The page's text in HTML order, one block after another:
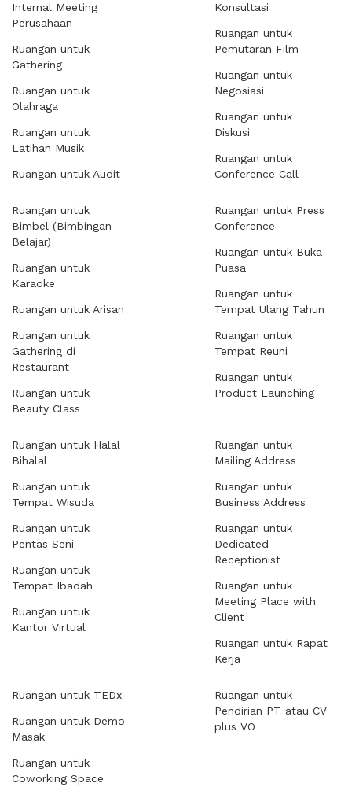
Internal Meeting
Perusahaan
Ruangan untuk
Gathering
Ruangan untuk
Olahraga
Ruangan untuk
Latihan Musik
Ruangan untuk Audit
Konsultasi
Ruangan untuk
Pemutaran Film
Ruangan untuk
Negosiasi
Ruangan untuk
Diskusi
Ruangan untuk
Conference Call
Ruangan untuk
Bimbel (Bimbingan
Belajar)
Ruangan untuk
Karaoke
Ruangan untuk Arisan
Ruangan untuk
Gathering di
Restaurant
Ruangan untuk
Beauty Class
Ruangan untuk Press
Conference
Ruangan untuk Buka
Puasa
Ruangan untuk
Tempat Ulang Tahun
Ruangan untuk
Tempat Reuni
Ruangan untuk
Product Launching
Ruangan untuk Halal
Bihalal
Ruangan untuk
Tempat Wisuda
Ruangan untuk
Pentas Seni
Ruangan untuk
Tempat Ibadah
Ruangan untuk
Kantor Virtual
Ruangan untuk
Mailing Address
Ruangan untuk
Business Address
Ruangan untuk
Dedicated
Receptionist
Ruangan untuk
Meeting Place with
Client
Ruangan untuk Rapat
Kerja
Ruangan untuk TEDx
Ruangan untuk Demo
Masak
Ruangan untuk
Coworking Space
Ruangan untuk
Pendirian PT atau CV
plus VO